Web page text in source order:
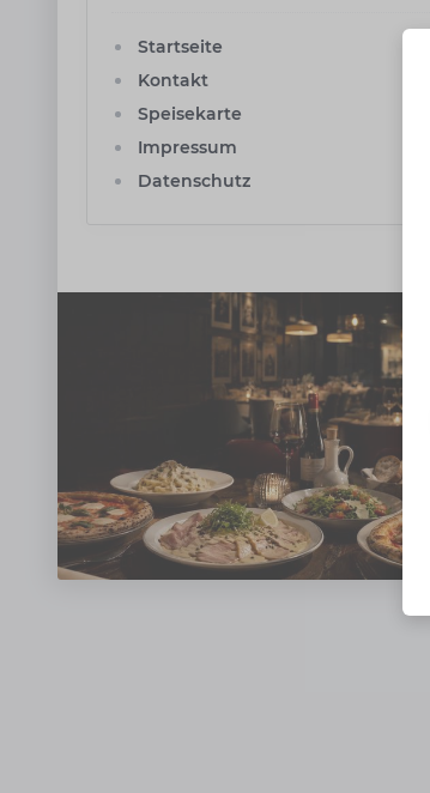
Startseite
Kontakt
Speisekarte
Impressum
Datenschutz